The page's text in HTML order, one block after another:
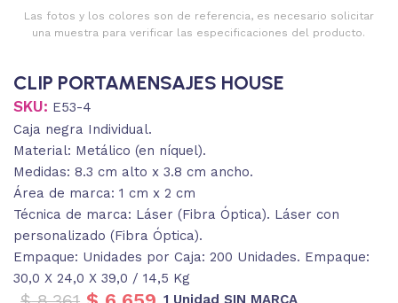
Las fotos y los colores son de referencia, es necesario solicitar
una muestra para verificar las especificaciones del producto.
CLIP PORTAMENSAJES HOUSE
SKU: E53-4
Caja negra Individual.
Material: Metálico (en níquel).
Medidas: 8.3 cm alto x 3.8 cm ancho.
Área de marca: 1 cm x 2 cm
Técnica de marca: Láser (Fibra Óptica). Láser con
personalizado (Fibra Óptica).
Empaque: Unidades por Caja: 200 Unidades. Empaque:
30,0 X 24,0 X 39,0 / 14,5 Kg
1 Unidad SIN MARCA